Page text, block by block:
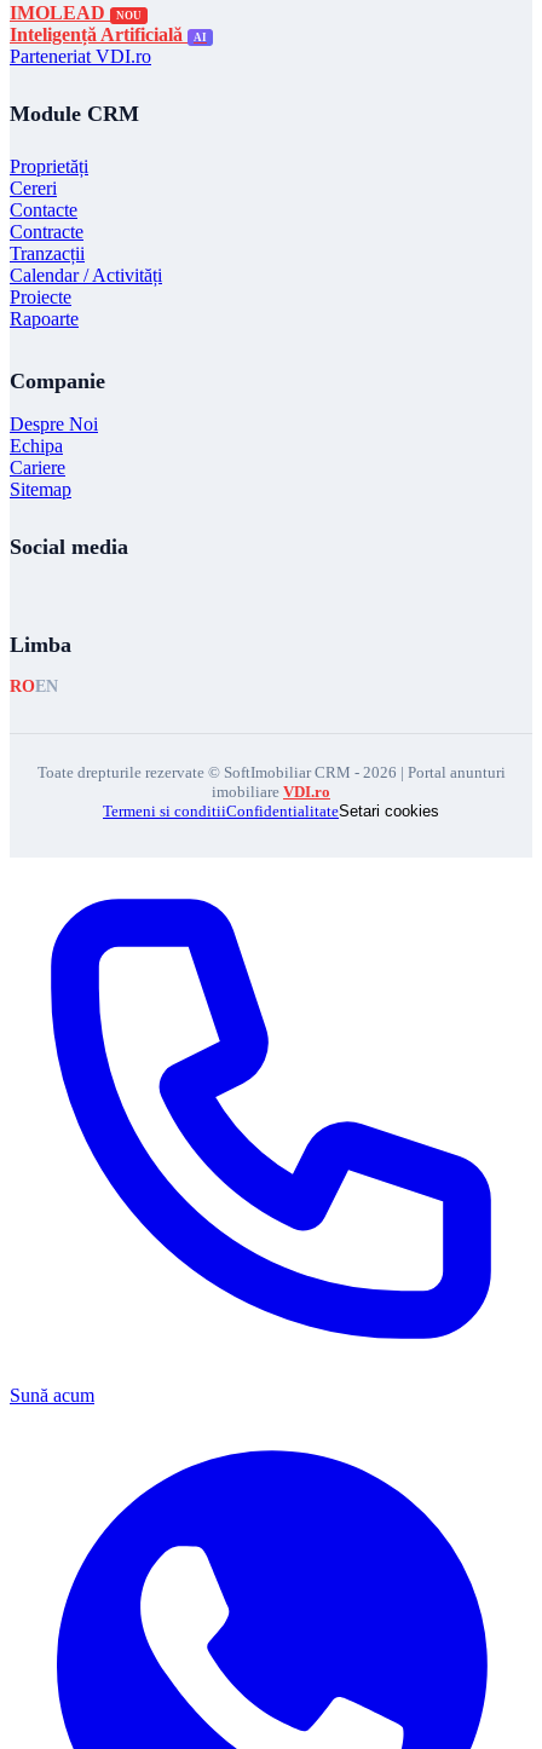
IMOLEAD NOU
Inteligență Artificială AI
Parteneriat VDI.ro
Module CRM
Proprietăți
Cereri
Contacte
Contracte
Tranzacții
Calendar / Activități
Proiecte
Rapoarte
Companie
Despre Noi
Echipa
Cariere
Sitemap
Social media
Limba
ROEN
Toate drepturile rezervate © SoftImobiliar CRM - 2026 | Portal anunturi
imobiliare VDI.ro
Termeni si conditiiConfidentialitateSetari cookies
Sună acum